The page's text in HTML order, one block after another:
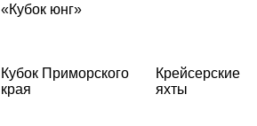
«Кубок юнг»
Кубок Приморского
края
Крейсерские
яхты